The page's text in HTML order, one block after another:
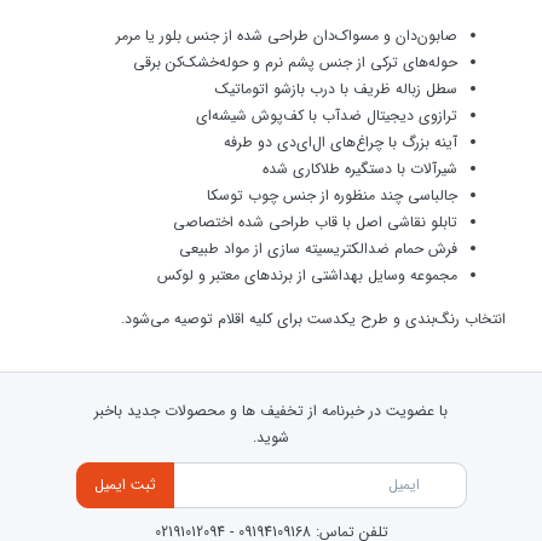
صابون‌دان و مسواک‌دان طراحی شده از جنس بلور یا مرمر
حوله‌های ترکی از جنس پشم نرم و حوله‌خشک‌کن برقی
سطل زباله ظریف با درب بازشو اتوماتیک
ترازوی دیجیتال ضدآب با کف‌پوش شیشه‌ای
آینه بزرگ با چراغ‌های ال‌ای‌دی دو طرفه
شیرآلات با دستگیره طلاکاری شده
جالباسی چند منظوره از جنس چوب توسکا
تابلو نقاشی اصل با قاب طراحی شده اختصاصی
فرش حمام ضدالکتریسیته سازی از مواد طبیعی
مجموعه وسایل بهداشتی از برندهای معتبر و لوکس
انتخاب رنگ‌بندی و طرح یکدست برای کلیه اقلام توصیه می‌شود.
با عضویت در خبرنامه از تخفیف ها و محصولات جدید باخبر
شوید.
ثبت ایمیل
تلفن تماس:09194109168
-
02191012094